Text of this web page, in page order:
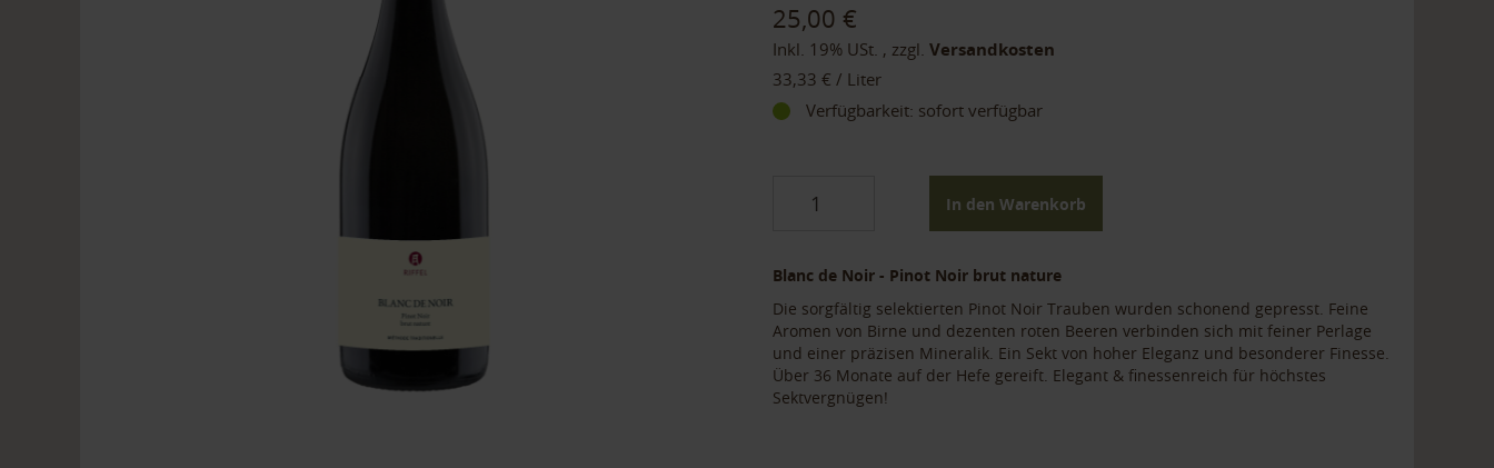
25,00 €
Inkl. 19% USt. , zzgl.Versandkosten
33,33 € / Liter
Verfügbarkeit: sofort verfügbar
In den Warenkorb
Blanc de Noir - Pinot Noir brut nature
Die sorgfältig selektierten Pinot Noir Trauben wurden schonend gepresst. Feine
Aromen von Birne und dezenten roten Beeren verbinden sich mit feiner Perlage
und einer präzisen Mineralik. Ein Sekt von hoher Eleganz und besonderer Finesse.
Über 36 Monate auf der Hefe gereift. Elegant & finessenreich für höchstes
Sektvergnügen!